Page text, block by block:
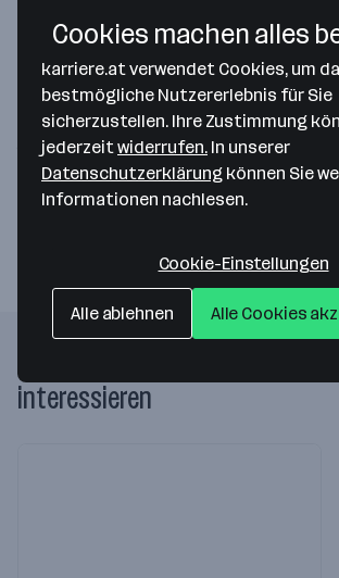
Krüger/Bauer Rechtsanwälte
Bräunerstraße 2/B21
1010 Wien— Route berechnen
Webseite
interessieren
Cookies machen alles
karriere.at verwendet Cookies, um
bestmögliche Nutzererlebnis für Sie
sicherzustellen. Ihre Zustimmung
jederzeit widerrufen. In unserer
Datenschutzerklärung können Sie
Informationen nachlesen.
Cookie-Einstellungen
Alle ablehnen Alle Cookies